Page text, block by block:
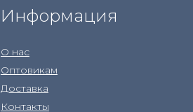
Информация
О нас
Оптовикам
Доставка
Контакты